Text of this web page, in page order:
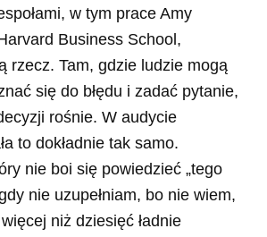
w tym prace Amy
Business School,
rzecz. Tam, gdzie ludzie mogą
się do błędu i zadać pytanie,
rośnie. W audycie
to dokładnie tak samo.
nie boi się powiedzieć „tego
nie uzupełniam, bo nie wiem,
niż dziesięć ładnie